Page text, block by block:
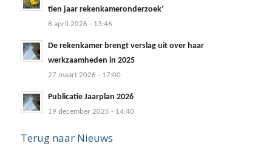
tien jaar rekenkameronderzoek’
8 april 2026 - 13:46
De rekenkamer brengt verslag uit over haar
werkzaamheden in 2025
27 maart 2026 - 17:00
Publicatie Jaarplan 2026
19 december 2025 - 14:40
Terug naar Nieuws